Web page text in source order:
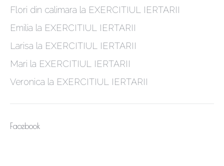
Flori din calimara la EXERCITIUL IERTARII
Emilia la EXERCITIUL IERTARII
Larisa la EXERCITIUL IERTARII
Mari la EXERCITIUL IERTARII
Veronica la EXERCITIUL IERTARII
Facebook